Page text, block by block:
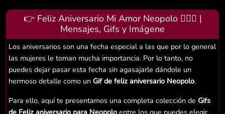
👉 Feliz Aniversario Mi Amor Neopolo 👨‍❤️‍👨 |
Mensajes, Gifs y Imágene
Los aniversarios son una fecha especial a las que por lo general
las mujeres le toman mucha importancia. Por lo tanto, no
puedes dejar pasar esta fecha sin agasajarle dándole un
hermoso detalle como un Gif de feliz aniversario Neopolo.
Para ello, aquí te presentamos una completa colección de Gifs